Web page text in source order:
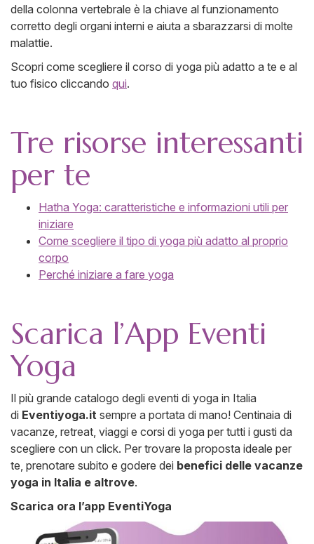
della colonna vertebrale è la chiave al funzionamento
corretto degli organi interni e aiuta a sbarazzarsi di molte
malattie.
Scopri come scegliere il corso di yoga più adatto a te e al
tuo fisico cliccando qui.
Tre risorse interessanti
per te
Hatha Yoga: caratteristiche e informazioni utili per
iniziare
Come scegliere il tipo di yoga più adatto al proprio
corpo
Perché iniziare a fare yoga
Scarica l’App Eventi
Yoga
Il più grande catalogo degli eventi di yoga in Italia
di Eventiyoga.it sempre a portata di mano! Centinaia di
vacanze, retreat, viaggi e corsi di yoga per tutti i gusti da
scegliere con un click. Per trovare la proposta ideale per
te, prenotare subito e godere dei benefici delle vacanze
yoga in Italia e altrove.
Scarica ora l’app EventiYoga